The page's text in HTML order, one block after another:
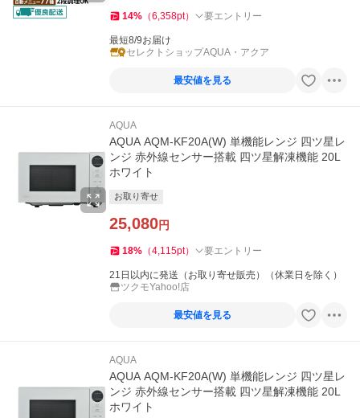
14% （6,358pt） 要エントリー
最短8/9お届け
セレクトショップAQUA・アクア
最安値を見る
AQUA
AQUA AQM-KF20A(W) 単機能レンジ 四ツ星レ
ンジ 赤外線センサー搭載 四ツ星解凍機能 20L
ホワイト
お取り寄せ
25,080円
18% （4,115pt） 要エントリー
21日以内に発送（お取り寄せ販売）（休業日を除く）
ツクモYahoo!店
最安値を見る
AQUA
AQUA AQM-KF20A(W) 単機能レンジ 四ツ星レ
ンジ 赤外線センサー搭載 四ツ星解凍機能 20L
ホワイト